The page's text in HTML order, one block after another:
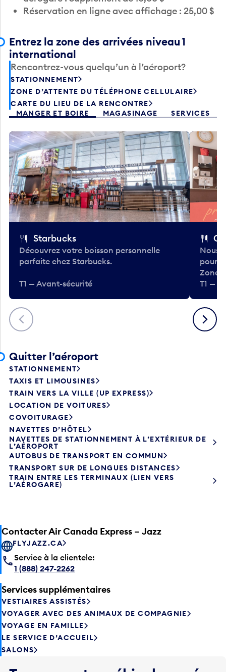
international
Rencontrez-vous quelqu’un à l’aéroport?
STATIONNEMENT
ZONE D’ATTENTE DU TÉLÉPHONE CELLULAIRE
CARTE DU LIEU DE LA RENCONTRE
MANGER ET BOIRE
MAGASINAGE
Précédent
Découvrez votre boisson personnelle
parfaite chez Starbucks.
Nous
pour
Zone.
T1 —
Suivant
STATIONNEMENT
TAXIS ET LIMOUSINES
TRAIN VERS LA VILLE (UP EXPRESS)
LOCATION DE VOITURES
COVOITURAGE
NAVETTES D’HÔTEL
NAVETTES DE STATIONNEMENT À L’EXTÉRIEUR DE
L’AÉROPORT
AUTOBUS DE TRANSPORT EN COMMUN
TRANSPORT SUR DE LONGUES DISTANCES
TRAIN ENTRE LES TERMINAUX (LIEN VERS
L’AÉROGARE)
FLYJAZZ.CA
Service à la clientele:
1 (888) 247-2262
VESTIAIRES ASSISTÉS
VOYAGER AVEC DES ANIMAUX DE COMPAGNIE
VOYAGE EN FAMILLE
LE SERVICE D’ACCUEIL
SALONS